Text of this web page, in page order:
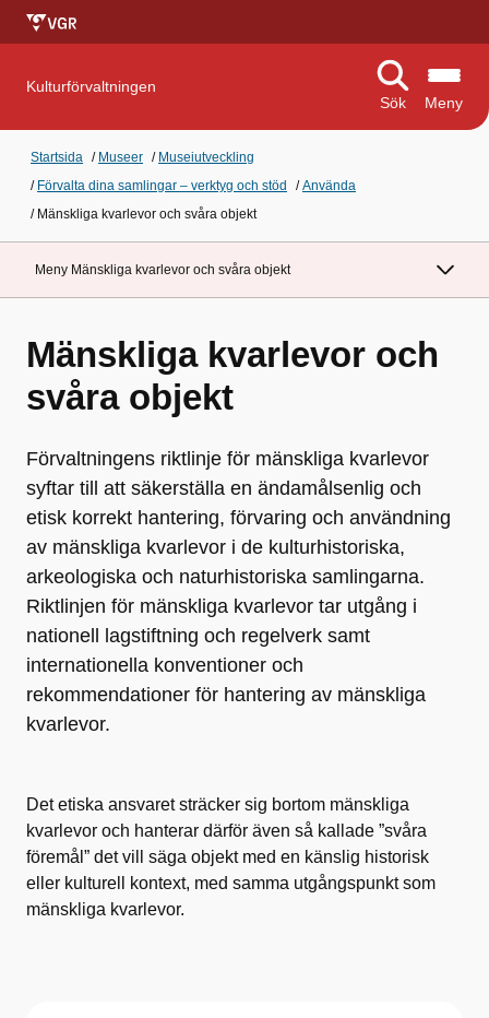
Kulturförvaltningen
Sök
Meny
Startsida / Museer / Museiutveckling
/ Förvalta dina samlingar – verktyg och stöd /Använda
/ Mänskliga kvarlevor och svåra objekt
Meny Mänskliga kvarlevor och svåra objekt
Mänskliga kvarlevor och
svåra objekt
Förvaltningens riktlinje för mänskliga kvarlevor
syftar till att säkerställa en ändamålsenlig och
etisk korrekt hantering, förvaring och användning
av mänskliga kvarlevor i de kulturhistoriska,
arkeologiska och naturhistoriska samlingarna.
Riktlinjen för mänskliga kvarlevor tar utgång i
nationell lagstiftning och regelverk samt
internationella konventioner och
rekommendationer för hantering av mänskliga
kvarlevor.
Det etiska ansvaret sträcker sig bortom mänskliga
kvarlevor och hanterar därför även så kallade ”svåra
föremål” det vill säga objekt med en känslig historisk
eller kulturell kontext, med samma utgångspunkt som
mänskliga kvarlevor.